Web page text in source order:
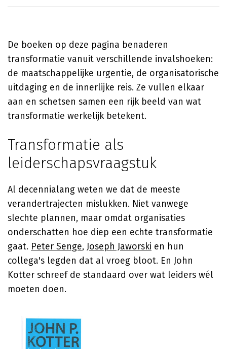
De boeken op deze pagina benaderen
transformatie vanuit verschillende invalshoeken:
de maatschappelijke urgentie, de organisatorische
uitdaging en de innerlijke reis. Ze vullen elkaar
aan en schetsen samen een rijk beeld van wat
transformatie werkelijk betekent.
Transformatie als
leiderschapsvraagstuk
Al decennialang weten we dat de meeste
verandertrajecten mislukken. Niet vanwege
slechte plannen, maar omdat organisaties
onderschatten hoe diep een echte transformatie
gaat. Peter Senge, Joseph Jaworski en hun
collega's legden dat al vroeg bloot. En John
Kotter schreef de standaard over wat leiders wél
moeten doen.